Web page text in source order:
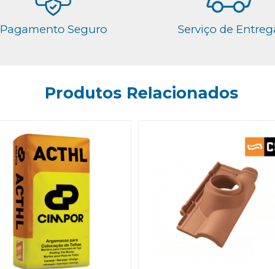
Pagamento Seguro Serviço de
Produtos Relacionados